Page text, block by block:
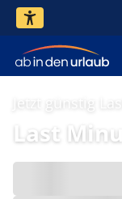
Jetzt günstig
Last